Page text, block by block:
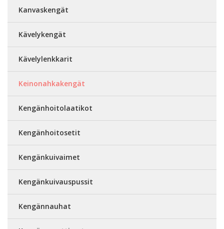
Kanvaskengät
Kävelykengät
Kävelylenkkarit
Keinonahkakengät
Kengänhoitolaatikot
Kengänhoitosetit
Kengänkuivaimet
Kengänkuivauspussit
Kengännauhat